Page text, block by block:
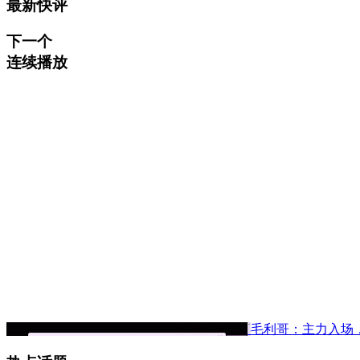
最新快评
下一个
连续播放
毛利哥：主力入场